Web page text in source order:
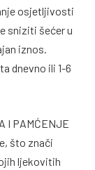
osjetljivosti
sniziti šećer u
iznos.
dnevno ili 1-6
I PAMĆENJE
što znači
ljekovitih